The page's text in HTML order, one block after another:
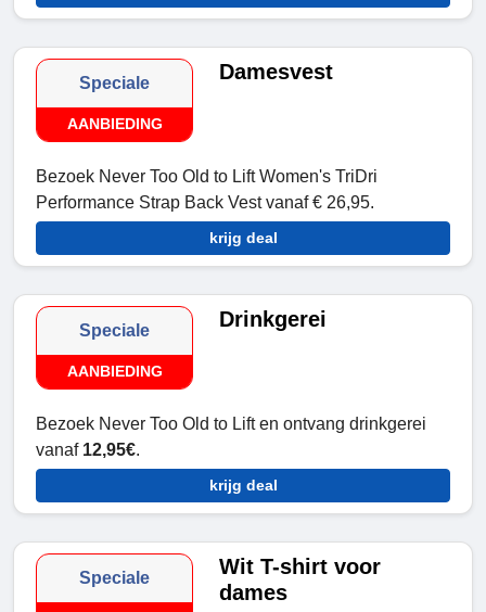
Speciale
AANBIEDING
Damesvest
Bezoek Never Too Old to Lift Women's TriDri
Performance Strap Back Vest vanaf € 26,95.
krijg deal
Speciale
AANBIEDING
Drinkgerei
Bezoek Never Too Old to Lift en ontvang drinkgerei
vanaf 12,95€.
krijg deal
Speciale
Wit T-shirt voor
dames